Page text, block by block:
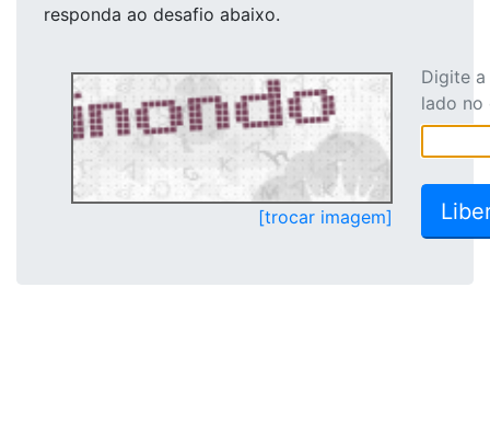
responda ao desafio abaixo.
[trocar imagem]
Digite
lado no